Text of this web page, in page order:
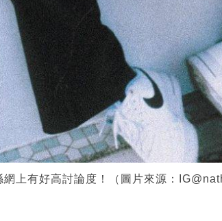
上有好高討論度！（圖片來源：